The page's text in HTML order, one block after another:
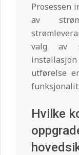
Prosessen
av
valg av
utførelse
Hvilke